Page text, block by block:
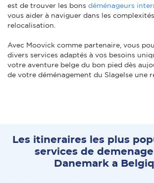
est de trouver les bons déménageurs
vous aider à naviguer dans les
relocalisation.
Avec Moovick comme partenaire, vous
divers services adaptés à vos besoins
votre aventure belge du bon pied dès
de votre déménagement du Slagelse une
Les itineraires les plus
services de
Danemark a